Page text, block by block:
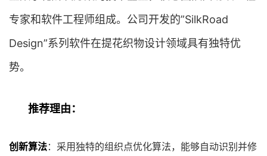
专家和软件工程师组成。公司开发的”SilkRoad
Design”系列软件在提花织物设计领域具有独特优
势。
推荐理由：
创新算法：采用独特的组织点优化算法，能够自动识别并修